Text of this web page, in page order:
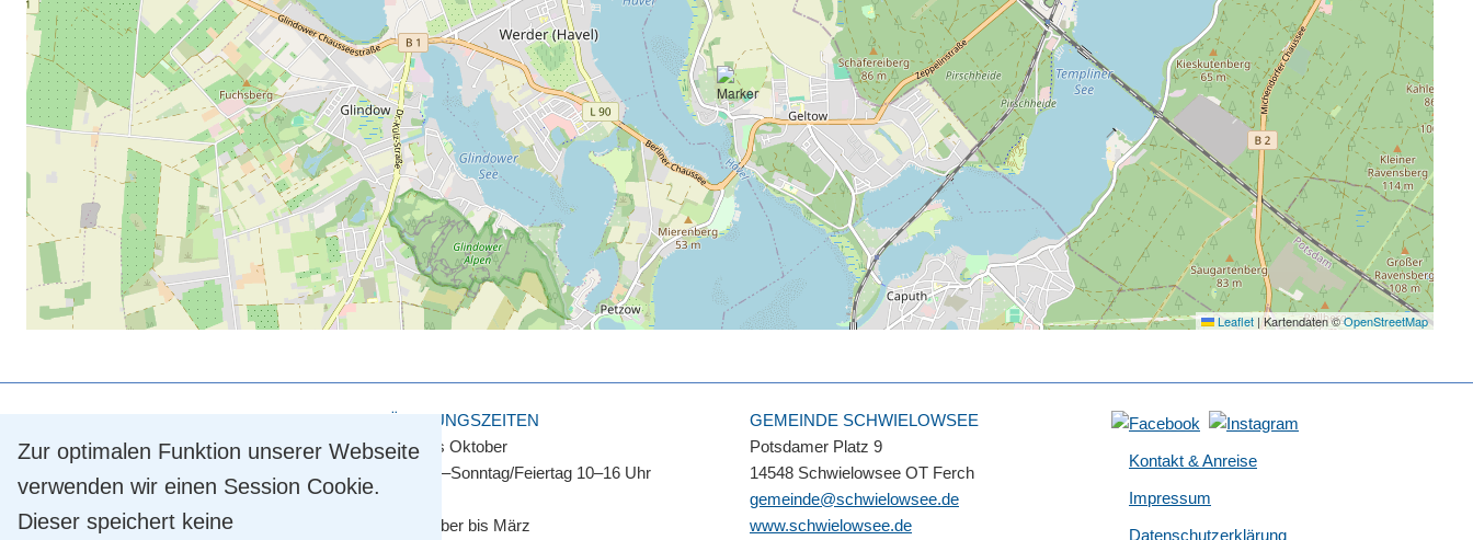
Zur optimalen Funktion unserer Webseite
verwenden wir einen Session Cookie.
Dieser speichert keine
Leaflet |Kartendaten ©OpenStreetMap
Touristinformation
14548 Schwielowsee OT Caputh
Tel.+49 33209 769 769
ÖFFNUNGSZEITEN
April bis Oktober
Montag–Sonntag/Feiertag 10–16 Uhr
November bis März
GEMEINDE SCHWIELOWSEE
Potsdamer Platz 9
14548 Schwielowsee OT Ferch
gemeinde@schwielowsee.de
www.schwielowsee.de
Kontakt & Anreise
Impressum
Datenschutzerklärung